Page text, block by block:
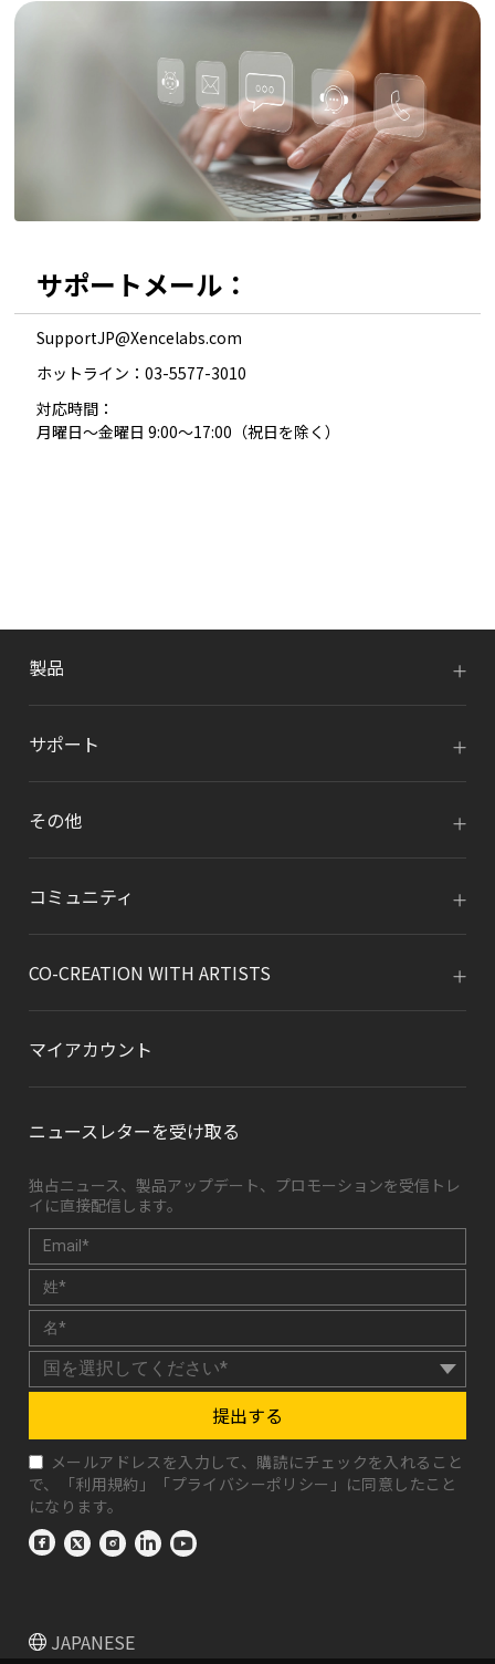
サポートメール：
SupportJP@Xencelabs.com
ホットライン：03-5577-3010
対応時間：
月曜日～金曜日 9:00～17:00（祝日を除く）
製品
サポート
その他
コミュニティ
CO-CREATION WITH ARTISTS
マイアカウント
ニュースレターを受け取る
独占ニュース、製品アップデート、プロモーションを受信トレ
イに直接配信します。
提出する
メールアドレスを入力して、購読にチェックを入れること
で、「利用規約 」「プライバシーポリシー 」に同意したこと
になります。
JAPANESE